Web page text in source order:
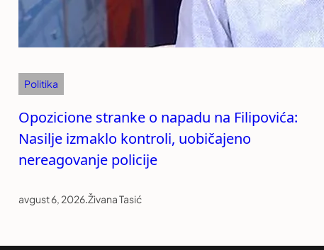
Politika
Opozicione stranke o napadu na Filipovića:
Nasilje izmaklo kontroli, uobičajeno
nereagovanje policije
avgust 6, 2026.Živana Tasić